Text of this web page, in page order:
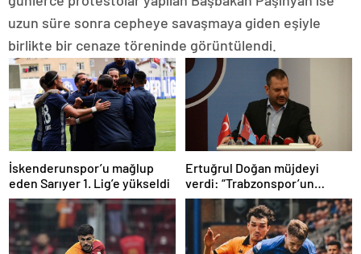
uzun süre sonra cepheye savaşmaya giden eşiyle
birlikte bir cenaze töreninde görüntülendi.
İskenderunspor’u mağlup
eden Sarıyer 1. Lig’e yükseldi
Ertuğrul Doğan müjdeyi
verdi: “Trabzonspor’un
tarihini toptan
değiştireceğine
inanıyorum…”